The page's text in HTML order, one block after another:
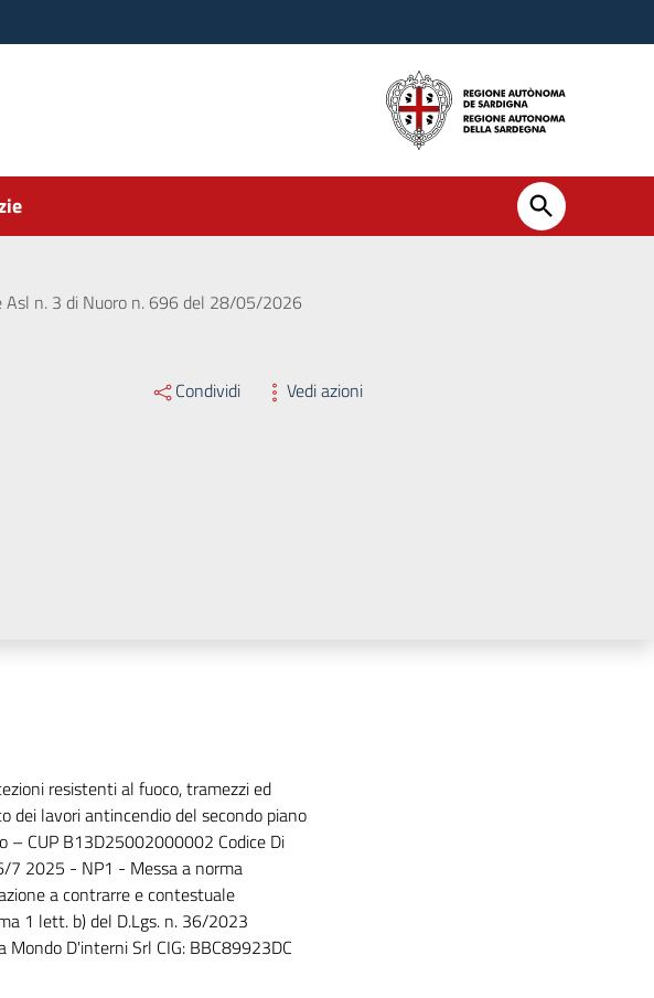
Asl n. 3 di Nuoro n. 696 del 28/05/2026
Condividi Vedi azioni
resistenti al fuoco, tramezzi ed
dei lavori antincendio del secondo piano
– CUP B13D25002000002 Codice Di
7 2025 - NP1 - Messa a norma
a contrarre e contestuale
1 lett. b) del D.Lgs. n. 36/2023
Mondo D'interni Srl CIG: BBC89923DC